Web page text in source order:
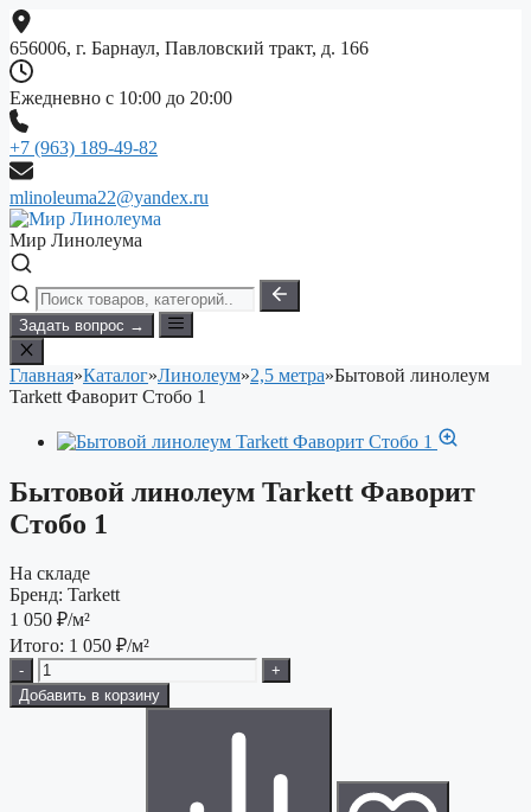
Перейти
к
содержимому
656006, г. Барнаул, Павловский тракт, д. 166
Ежедневно с 10:00 до 20:00
+7 (963) 189-49-82
mlinoleuma22@yandex.ru
Мир Линолеума
Задать вопрос →
Главная»Каталог»Линолеум»2,5 метра»Бытовой линолеум
Tarkett Фаворит Стобо 1
Бытовой линолеум Tarkett Фаворит
Стобо 1
На складе
Бренд: Tarkett
1 050 ₽/м²
Итого: 1 050 ₽/м²
-
+
Добавить в корзину